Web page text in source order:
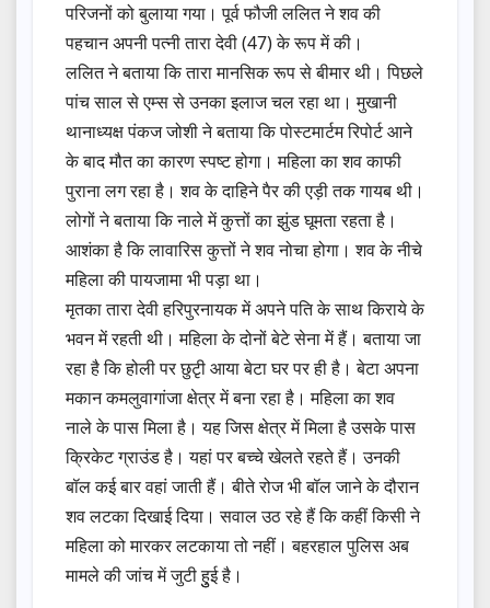
परिजनों को बुलाया गया। पूर्व फौजी ललित ने शव की
पहचान अपनी पत्नी तारा देवी (47) के रूप में की।
ललित ने बताया कि तारा मानसिक रूप से बीमार थी। पिछले
पांच साल से एम्स से उनका इलाज चल रहा था। मुखानी
थानाध्यक्ष पंकज जोशी ने बताया कि पोस्टमार्टम रिपोर्ट आने
के बाद मौत का कारण स्पष्ट होगा। महिला का शव काफी
पुराना लग रहा है। शव के दाहिने पैर की एड़ी तक गायब थी।
लोगों ने बताया कि नाले में कुत्तों का झुंड घूमता रहता है।
आशंका है कि लावारिस कुत्तों ने शव नोचा होगा। शव के नीचे
महिला की पायजामा भी पड़ा था।
मृतका तारा देवी हरिपुरनायक में अपने पति के साथ किराये के
भवन में रहती थी। महिला के दोनों बेटे सेना में हैं। बताया जा
रहा है कि होली पर छुटृी आया बेटा घर पर ही है। बेटा अपना
मकान कमलुवागांजा क्षेत्र में बना रहा है। महिला का शव
नाले के पास मिला है। यह जिस क्षेत्र में मिला है उसके पास
क्रिकेट ग्राउंड है। यहां पर बच्चे खेलते रहते हैं। उनकी
बॉल कई बार वहां जाती हैं। बीते रोज भी बॉल जाने के दौरान
शव लटका दिखाई दिया। सवाल उठ रहे हैं कि कहीं किसी ने
महिला को मारकर लटकाया तो नहीं। बहरहाल पुलिस अब
मामले की जांच में जुटी हुुई है।